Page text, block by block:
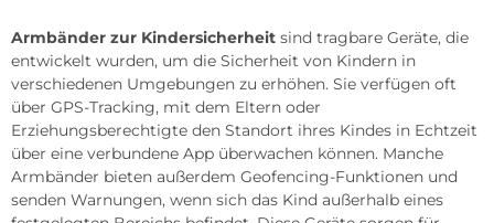
Armbänder zur Kindersicherheit sind tragbare Geräte, die
entwickelt wurden, um die Sicherheit von Kindern in
verschiedenen Umgebungen zu erhöhen. Sie verfügen oft
über GPS-Tracking, mit dem Eltern oder
Erziehungsberechtigte den Standort ihres Kindes in Echtzeit
über eine verbundene App überwachen können. Manche
Armbänder bieten außerdem Geofencing-Funktionen und
senden Warnungen, wenn sich das Kind außerhalb eines